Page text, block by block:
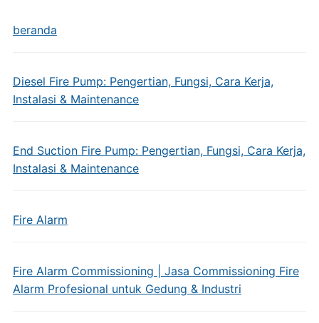
beranda
Diesel Fire Pump: Pengertian, Fungsi, Cara Kerja,
Instalasi & Maintenance
End Suction Fire Pump: Pengertian, Fungsi, Cara Kerja,
Instalasi & Maintenance
Fire Alarm
Fire Alarm Commissioning | Jasa Commissioning Fire
Alarm Profesional untuk Gedung & Industri